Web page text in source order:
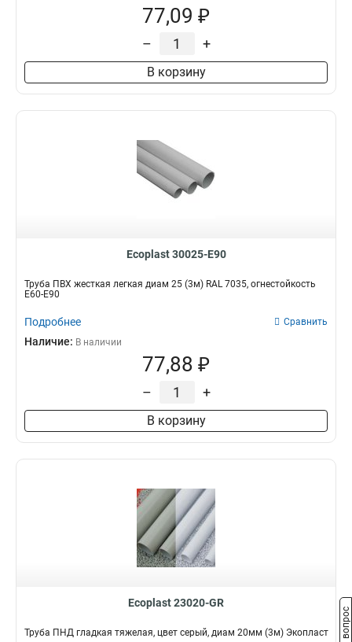
77,09 ₽
– +
В корзину
Ecoplast 30025-E90
Труба ПВХ жесткая легкая диам 25 (3м) RAL 7035, огнестойкость
E60-E90
Подробнее Сравнить
Наличие: В наличии
77,88 ₽
– +
В корзину
Ecoplast 23020-GR
Труба ПНД гладкая тяжелая, цвет серый, диам 20мм (3м) Экопласт